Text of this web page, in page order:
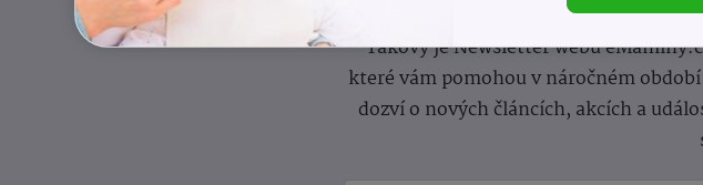
Pravidelný přísun novinek, inspirace
Takový je Newsletter webu
které vám pomohou v náročném
dozví o nových článcích, akcích a